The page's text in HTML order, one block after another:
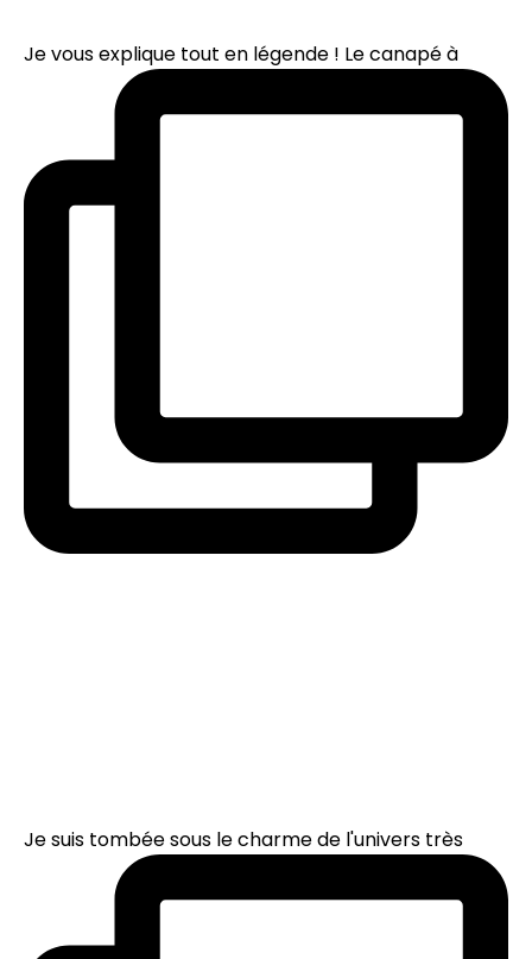
Je vous explique tout en légende ! Le canapé à
Je suis tombée sous le charme de l'univers très